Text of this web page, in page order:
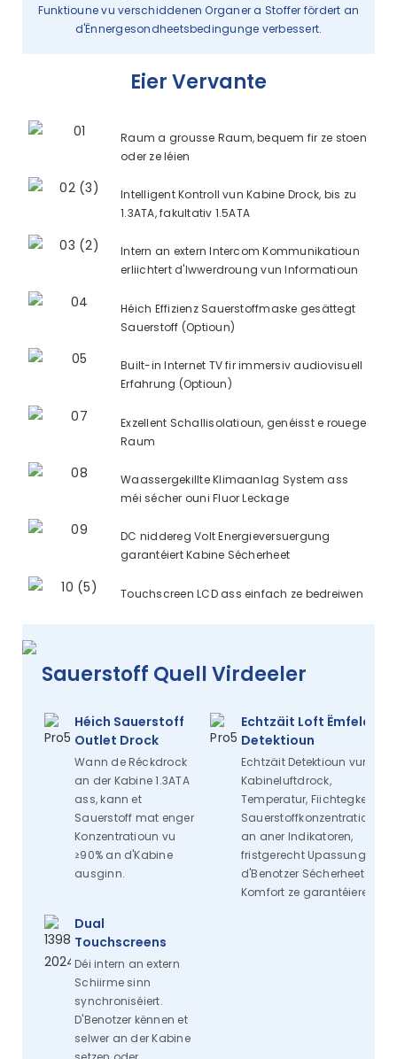
Funktioune vu verschiddenen Organer a Stoffer fördert an
d'Ënnergesondheetsbedingunge verbessert.
Eier Vervante
Raum a grousse Raum, bequem fir ze stoen
oder ze léien
Intelligent Kontroll vun Kabine Drock, bis zu
1.3ATA, fakultativ 1.5ATA
Intern an extern Intercom Kommunikatioun
erliichtert d'Iwwerdroung vun Informatioun
Héich Effizienz Sauerstoffmaske gesättegt
Sauerstoff (Optioun)
Built-in Internet TV fir immersiv audiovisuell
Erfahrung (Optioun)
Exzellent Schallisolatioun, genéisst e rouege
Raum
Waassergekillte Klimaanlag System ass
méi sécher ouni Fluor Leckage
DC niddereg Volt Energieversuergung
garantéiert Kabine Sécherheet
Touchscreen LCD ass einfach ze bedreiwen
Sauerstoff Quell Virdeeler
Héich Sauerstoff
Outlet Drock
Wann de Réckdrock
an der Kabine 1.3ATA
ass, kann et
Sauerstoff mat enger
Konzentratioun vu
≥90% an d'Kabine
ausginn.
Echtzäit Loft Ëmfeld
Detektioun
Echtzäit Detektioun vum
Kabineluftdrock,
Temperatur, Fiichtegkeet,
Sauerstoffkonzentratioun
an aner Indikatoren,
fristgerecht Upassung fir
d'Benotzer Sécherheet a
Komfort ze garantéieren.
Dual
Touchscreens
Déi intern an extern
Schiirme sinn
synchroniséiert.
D'Benotzer kënnen et
selwer an der Kabine